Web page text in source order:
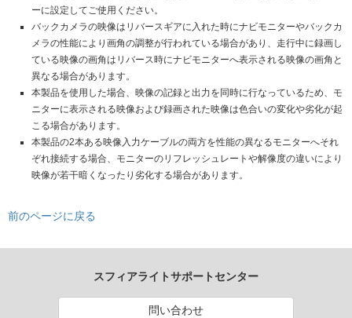
ーに設定してご使用ください。
バックカメラの映像はリバースギアに入れた時にナビモニターやバックカ
メラの性能により画角の調整が行われている場合があり、走行中に録画し
ている映像の画角はリバース時にナビモニターへ表示される映像の画角と
異なる場合があります。
本製品を使用した場合、映像の記録と出力を同時に行なっているため、モ
ニターに表示される映像および録画された映像は色合いの変化や劣化が起
こる場合があります。
本製品の2本ある映像入力ケーブルの両方を性能の異なるモニターへそれ
ぞれ接続する場合、モニターのリフレッシュレートや解像度の違いにより
映像が若干暗くなったり劣化する場合があります。
前のページに戻る
スフィアライトサポートセンター
問い合わせ